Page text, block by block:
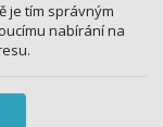
je tím správným
nabírání na